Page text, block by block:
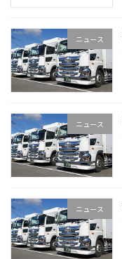
ニュース
ニュース
ニュース